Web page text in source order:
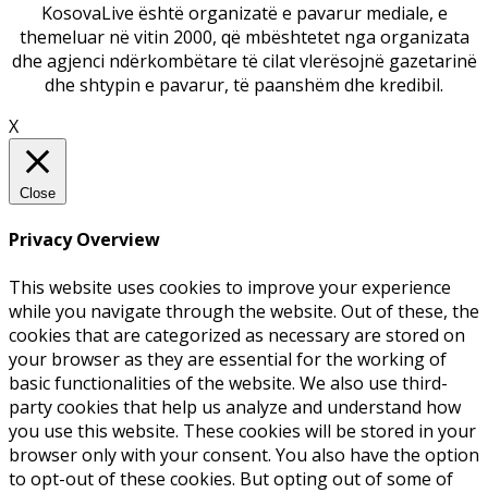
KosovaLive është organizatë e pavarur mediale, e
themeluar në vitin 2000, që mbështetet nga organizata
dhe agjenci ndërkombëtare të cilat vlerësojnë gazetarinë
dhe shtypin e pavarur, të paanshëm dhe kredibil.
X
Close
Privacy Overview
This website uses cookies to improve your experience
while you navigate through the website. Out of these, the
cookies that are categorized as necessary are stored on
your browser as they are essential for the working of
basic functionalities of the website. We also use third-
party cookies that help us analyze and understand how
you use this website. These cookies will be stored in your
browser only with your consent. You also have the option
to opt-out of these cookies. But opting out of some of